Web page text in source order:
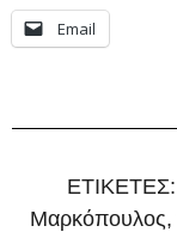
Email
ΕΤΙΚΕΤΕΣ:
Μαρκόπουλος,